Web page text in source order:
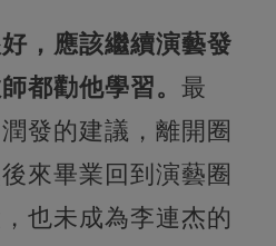
，應該繼續演藝發
都勸他學習。 最
發的建議，離開圈
來畢業回到演藝圈
也未成為李連杰的